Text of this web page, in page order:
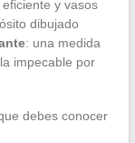
y vasos
dibujado
: una medida
impecable por
debes conocer